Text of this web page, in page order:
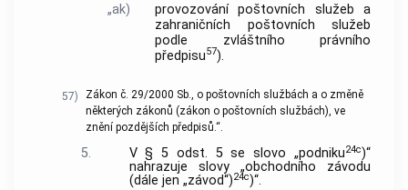
„ak)
provozování poštovních služeb a
zahraničních poštovních služeb
podle zvláštního právního
předpisu57).
57)
Zákon č. 29/2000 Sb., o poštovních službách a o změně
některých zákonů (zákon o poštovních službách), ve
znění pozdějších předpisů.“.
5. V § 5 odst. 5 se slovo „podniku24c)“
nahrazuje slovy „obchodního závodu
(dále jen „závod“)24c)“.